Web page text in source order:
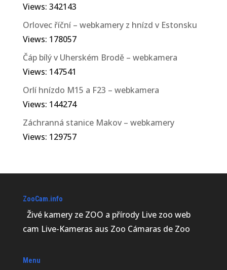
Views: 342143
Orlovec říční – webkamery z hnízd v Estonsku
Views: 178057
Čáp bílý v Uherském Brodě – webkamera
Views: 147541
Orlí hnízdo M15 a F23 – webkamera
Views: 144274
Záchranná stanice Makov – webkamery
Views: 129757
ZooCam.info
Živé kamery ze ZOO a přírody Live zoo web
cam Live-Kameras aus Zoo Cámaras de Zoo
Menu